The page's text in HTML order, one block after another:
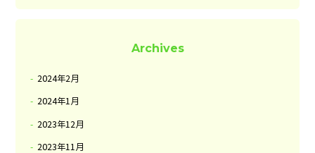
Archives
2024年2月
2024年1月
2023年12月
2023年11月